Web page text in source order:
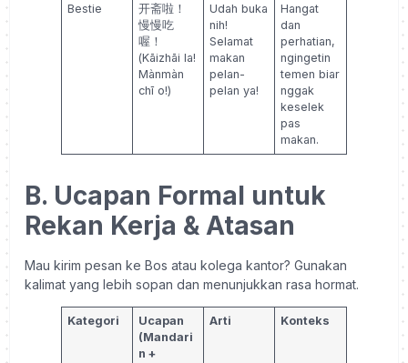
Bestie
开斋啦！
慢慢吃
喔！
(Kāizhāi la!
Mànmàn
chī o!)
Udah buka
nih!
Selamat
makan
pelan-
pelan ya!
Hangat
dan
perhatian,
ngingetin
temen biar
nggak
keselek
pas
makan.
B. Ucapan Formal untuk
Rekan Kerja & Atasan
Mau kirim pesan ke Bos atau kolega kantor? Gunakan
kalimat yang lebih sopan dan menunjukkan rasa hormat.
Kategori
Ucapan
(Mandari
n +
Arti Konteks